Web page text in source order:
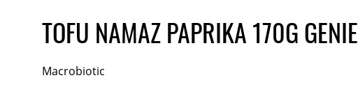
TOFU NAMAZ PAPRIKA 170G GENIE
Macrobiotic